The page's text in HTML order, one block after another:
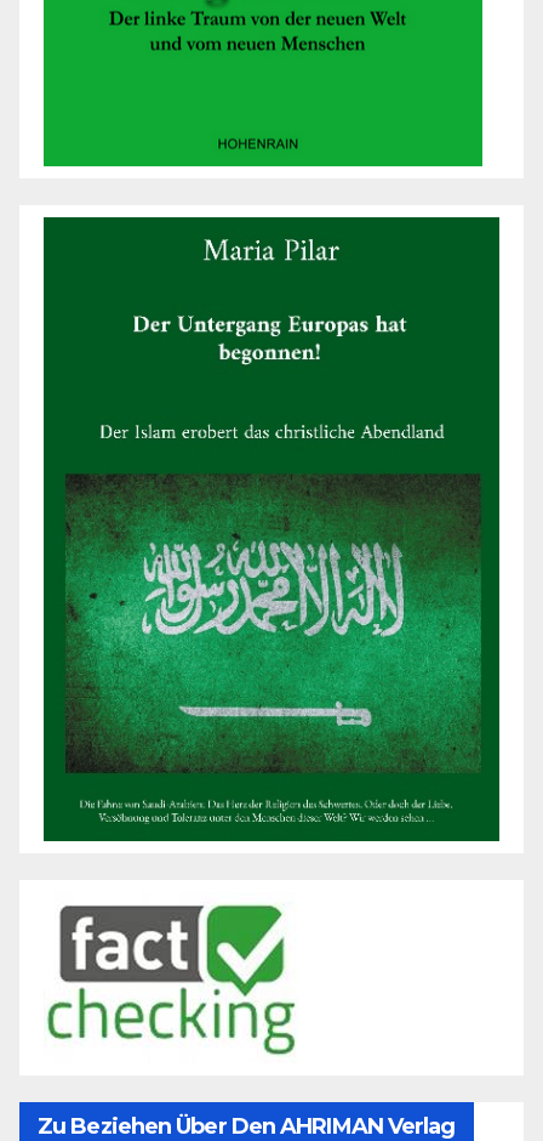
Zu Beziehen Über Den AHRIMAN Verlag